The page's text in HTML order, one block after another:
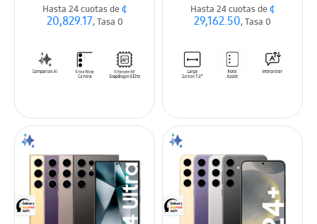
Hasta 24 cuotas de¢
20,829.17, Tasa 0
Hasta 24 cuotas de¢
29,162.50, Tasa 0